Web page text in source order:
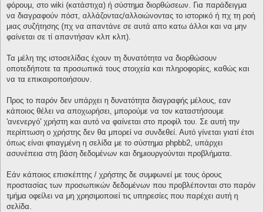
φόρουμ, στο wiki (κατάστιχα) ή σύστημα διορθώσεων. Για παράδειγμα
να διαγραφούν πόστ, αλλάζοντας/αλλοιώνοντας το ιστορικό ή πχ τη ροή
μιας συζήτησης (πχ να απαντάνε σε αυτά απο κατω άλλοι και να μην
φαίνεται σε τί απαντήσαν κλπ κλπ).
Τα μέλη της ιστοσελίδας έχουν τη δυνατότητα να διορθώσουν
οποτεδήποτε τα προσωπικά τους στοιχεία και πληροφορίες, καθώς και
να τα επικαιροποιήσουν.
Προς το παρόν δεν υπάρχει η δυνατότητα διαγραφής μέλους, εαν
κάποιος θέλει να αποχωρήσει, μπορούμε να τον καταστήσουμε
'ανενεργό' χρήστη και αυτό να φαίνεται στο προφίλ του. Σε αυτή την
περίπτωση ο χρήστης δεν θα μπορεί να συνδεθεί. Αυτό γίνεται γιατί έτσι
όπως είναι φτιαγμένη η σελίδα με το σύστημα phpbb2, υπάρχει
ασυνέπεια στη βάση δεδομένων και δημιουργούνται προβλήματα.
Εάν κάποιος επισκέπτης / χρήστης δε συμφωνεί με τους όρους
προστασίας των προσωπικών δεδομένων που προβλέπονται στο παρόν
τμήμα οφείλει να μη χρησιμοποιεί τις υπηρεσίες που παρέχει αυτή η
σελίδα.